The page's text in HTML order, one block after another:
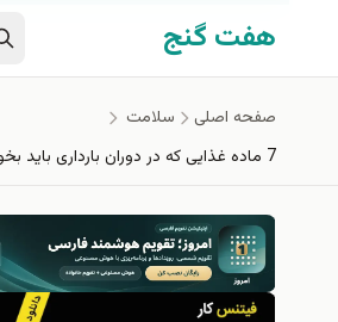
هفت گنج
صفحه اصلی
سلامت